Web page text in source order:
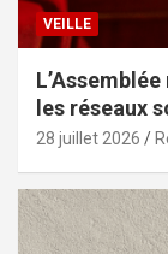
VEILLE
les réseaux
28 juillet 2026